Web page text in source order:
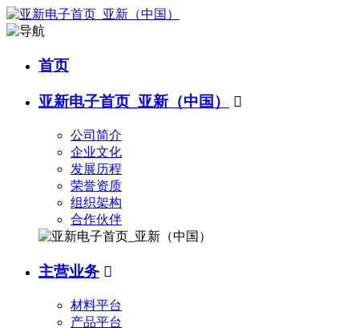
首页
亚新电子首页_亚新（中国） 
公司简介
企业文化
发展历程
荣誉资质
组织架构
合作伙伴
主营业务 
材料平台
产品平台